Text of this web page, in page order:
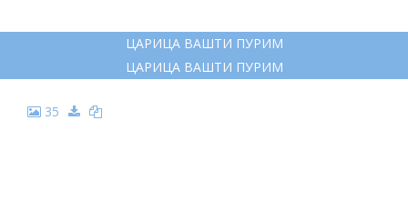
ЦАРИЦА ВАШТИ ПУРИМ
ЦАРИЦА ВАШТИ ПУРИМ
35